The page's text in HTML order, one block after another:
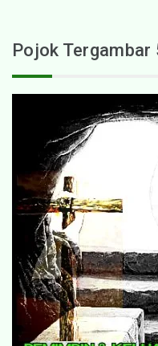
Pojok Tergambar